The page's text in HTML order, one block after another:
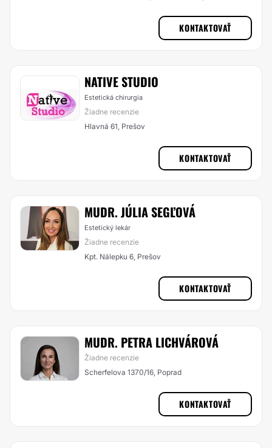
KONTAKTOVAŤ
NATIVE STUDIO
Estetická chirurgia
Žiadne recenzie
Hlavná 61, Prešov
KONTAKTOVAŤ
MUDR. JÚLIA SEGĽOVÁ
Estetický lekár
Žiadne recenzie
Kpt. Nálepku 6, Prešov
KONTAKTOVAŤ
MUDR. PETRA LICHVÁROVÁ
Žiadne recenzie
Scherfelova 1370/16, Poprad
KONTAKTOVAŤ